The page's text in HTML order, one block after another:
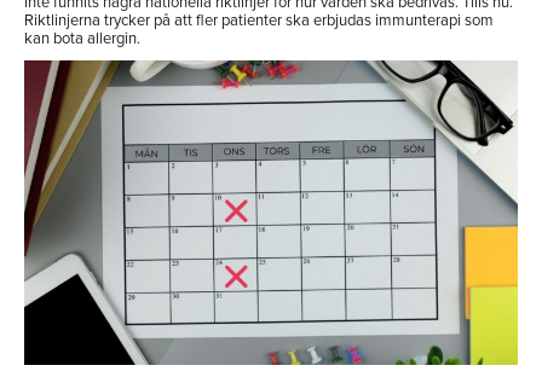
Riktlinjerna trycker på att fler patienter ska erbjudas immunterapi som
kan bota allergin.